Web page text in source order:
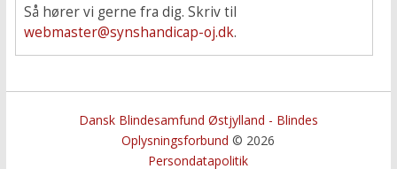
Så hører vi gerne fra dig. Skriv til
webmaster@synshandicap-oj.dk.
Dansk Blindesamfund Østjylland - Blindes
Oplysningsforbund © 2026
Persondatapolitik